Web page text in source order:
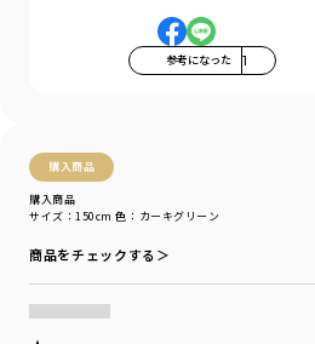
参考になった 1
購入商品
購入商品
サイズ：150cm 色：カーキグリーン
商品をチェックする＞
着用イメージ/カラー：カーキグリーン
モデル：身長106cm 体重16.5kg
シーズン
カテゴリ
カラー
／グリーン
商品番号
／